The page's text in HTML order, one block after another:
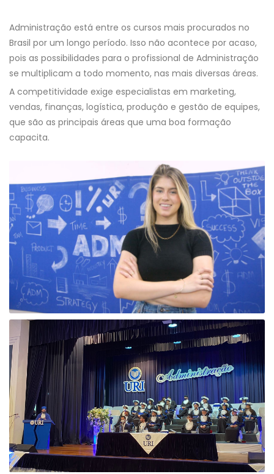
Administração está entre os cursos mais procurados no
Brasil por um longo período. Isso não acontece por acaso,
pois as possibilidades para o profissional de Administração
se multiplicam a todo momento, nas mais diversas áreas.
A competitividade exige especialistas em marketing,
vendas, finanças, logística, produção e gestão de equipes,
que são as principais áreas que uma boa formação
capacita.